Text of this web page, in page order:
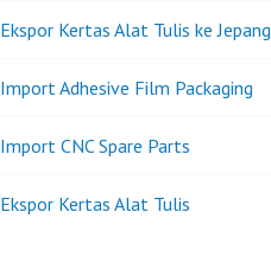
Ekspor Kertas Alat Tulis ke Jepang
Import Adhesive Film Packaging
Import CNC Spare Parts
Ekspor Kertas Alat Tulis